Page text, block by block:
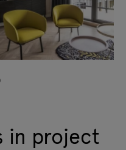
in project